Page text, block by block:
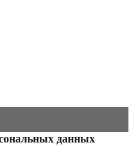
данных